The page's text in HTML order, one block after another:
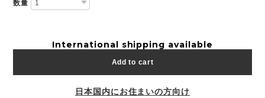
数量
International shipping available
Add to cart
日本国内にお住まいの方向け